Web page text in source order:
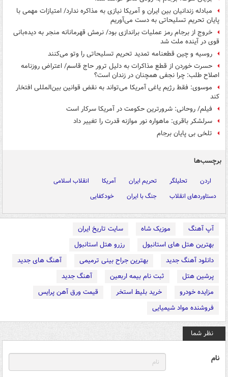
مبادله زندانیان بین ایران و آمریکا نیازی به مذاکره ندارد/ امتیازات مهمی با
پایان تحریم تسلیحاتی به دست می‌آوریم
خروج از برجام رمز عملیات براندازی بود/ نرمش قهرمانانه منجر به دیده‌بانی
قوی در آینده ملت شد
روسیه و چین قطعنامه تمدید تحریم تسلیحاتی را وتو می‌کنند
حسرت خوردن از قطع مذاکرات به دلیل ترور حاج قاسم/ اعتراض روزنامه
اصلاح طلب: چرا نجفی همچنان در زندان است؟
موسوی: فقط رژیم یاغی آمریکا می‌تواند به نقض قوانین بین‌المللی افتخار
کند
فیلم/ روحانی: شرورترین حکومت در آمریکا سرکار است
سرلشکر باقری: ماهواره نور موازنه قدرت را تغییر داد
تلخی بی‌ پایان برجام
برچسب‌ها
اردن تحلیلگر تحریم ایران آمریکا
انقلاب اسلامی
دستاوردهای انقلاب
جنگ با ایران خودکفایی
آپ آهنگ موزیک شاه
سایت تاریخ ایران
بهترین هتل های استانبول
رزرو هتل استانبول
دانلود آهنگ جدید
بهترین جراح بینی ترمیمی
آهنگ های جدید
پرشین هتل
ثبت نام بیمه اربعین
آهنگ جدید
مزایده خودرو
خرید بلیط استخر
قیمت ورق آهن پرایس
فروشنده مواد شیمیایی
نظر شما
نام